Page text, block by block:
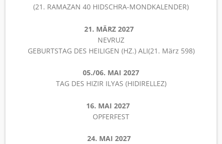
(21. RAMAZAN 40 HIDSCHRA-MONDKALENDER)
21. MÄRZ 2027
NEVRUZ
GEBURTSTAG DES HEILIGEN (HZ.) ALI(21. März 598)
05./06. MAI 2027
TAG DES HIZIR ILYAS (HIDIRELLEZ)
16. MAI 2027
OPFERFEST
24. MAI 2027